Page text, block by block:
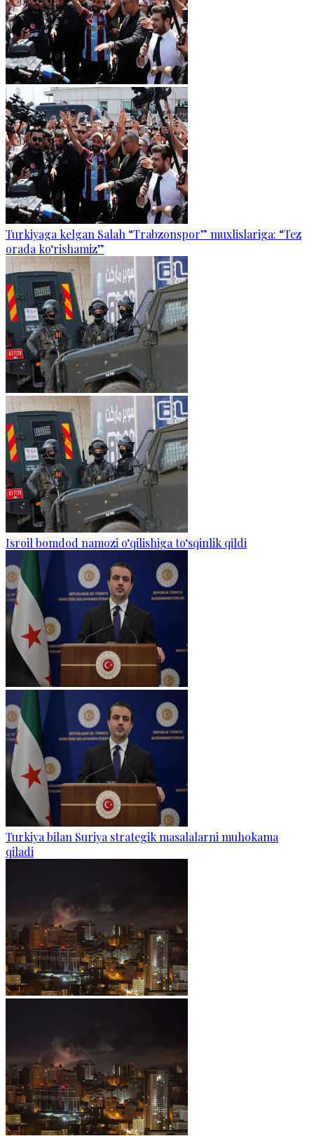
Turkiyaga kelgan Salah “Trabzonspor” muxlislariga: “Tez
orada ko‘rishamiz”
Isroil bomdod namozi o‘qilishiga to‘sqinlik qildi
Turkiya bilan Suriya strategik masalalarni muhokama
qiladi